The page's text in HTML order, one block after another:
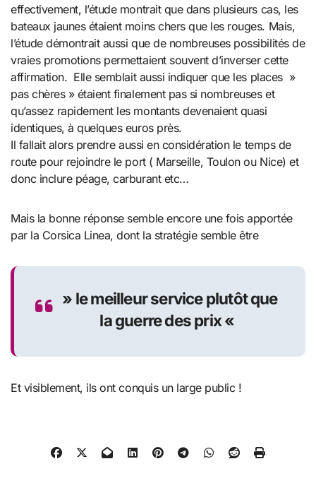
effectivement, l’étude montrait que dans plusieurs cas, les
bateaux jaunes étaient moins chers que les rouges. Mais,
l’étude démontrait aussi que de nombreuses possibilités de
vraies promotions permettaient souvent d’inverser cette
affirmation. Elle semblait aussi indiquer que les places »
pas chères » étaient finalement pas si nombreuses et
qu’assez rapidement les montants devenaient quasi
identiques, à quelques euros près.
Il fallait alors prendre aussi en considération le temps de
route pour rejoindre le port ( Marseille, Toulon ou Nice) et
donc inclure péage, carburant etc…
Mais la bonne réponse semble encore une fois apportée
par la Corsica Linea, dont la stratégie semble être
» le meilleur service plutôt que
la guerre des prix «
Et visiblement, ils ont conquis un large public !